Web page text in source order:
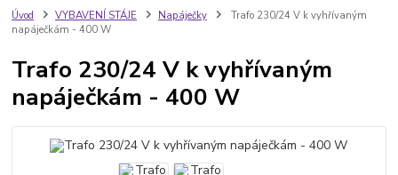
Úvod VYBAVENÍ STÁJE Napáječky
Trafo 230/24 V k vyhřívaným
napáječkám - 400 W
Trafo 230/24 V k vyhřívaným
napáječkám - 400 W